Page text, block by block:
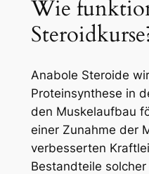
Wie
Anabole Steroide
Proteinsynthese in
den Muskelaufbau
einer Zunahme der
verbesserten
Bestandteile